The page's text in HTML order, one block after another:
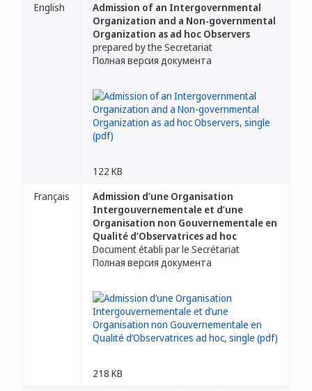
English
Admission of an Intergovernmental
Organization and a Non-governmental
Organization as ad hoc Observers
prepared by the Secretariat
Полная версия документа
122 KB
Français
Admission d’une Organisation
Intergouvernementale et d’une
Organisation non Gouvernementale en
Qualité d’Observatrices ad hoc
Document établi par le Secrétariat
Полная версия документа
218 KB